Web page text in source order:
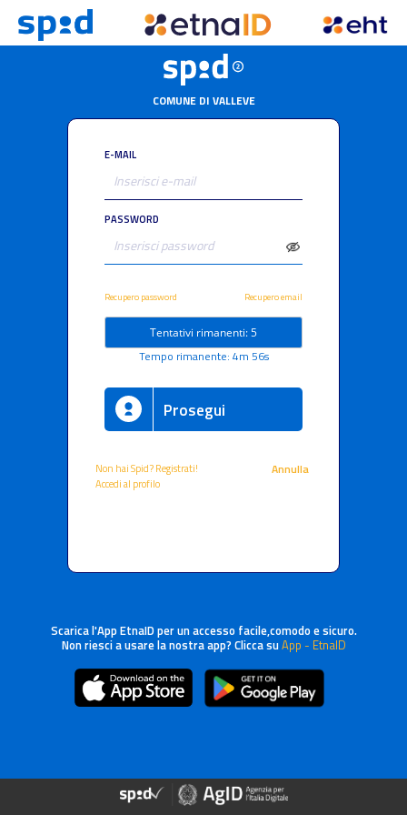
COMUNE DI VALLEVE
E-MAIL
PASSWORD
Recupero password Recupero email
Tentativi rimanenti: 5
Tempo rimanente: 4m 56s
Prosegui
Non hai Spid? Registrati!
Accedi al profilo
Annulla
Scarica l'App EtnaID per un accesso facile,comodo e sicuro.
Non riesci a usare la nostra app? Clicca suApp - EtnaID